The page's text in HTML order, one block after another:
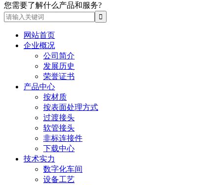
您需要了解什么产品和服务?
网站首页
企业概况
公司简介
发展历史
荣誉证书
产品中心
按材质
按表面处理方式
过渡接头
软管接头
非标连接件
下载中心
技术实力
数字化车间
设备工艺